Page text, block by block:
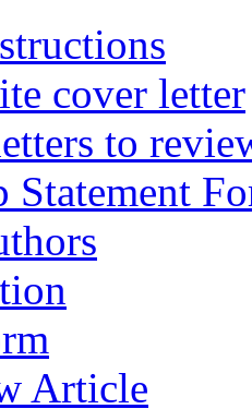
cover letter
to
Statement
Article